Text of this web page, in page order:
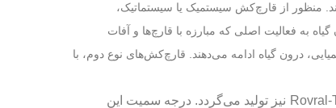
منظور از قارچ‌کش سیستمیک یا سیستماتیک،
به فعالیت اصلی که مبارزه با قارچ‌ها و آفات
درون گیاه ادامه می‌دهند. قارچ‌کش‌های نوع دوم، با
Rovral- نیز تولید می‌گردد. درجه سمیت این